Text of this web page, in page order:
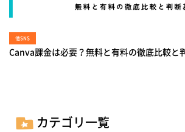
他SNS
Canva課金は必要？無料と有料の徹底比較と
カテゴリ一覧